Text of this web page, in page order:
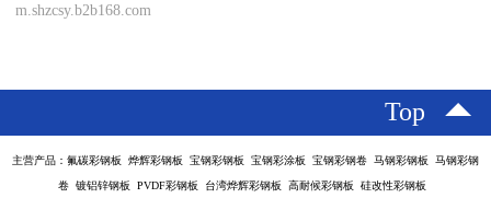
m.shzcsy.b2b168.com
Top
主营产品：氟碳彩钢板 烨辉彩钢板 宝钢彩钢板 宝钢彩涂板 宝钢彩钢卷 马钢彩钢板 马钢彩钢
卷 镀铝锌钢板 PVDF彩钢板 台湾烨辉彩钢板 高耐候彩钢板 硅改性彩钢板